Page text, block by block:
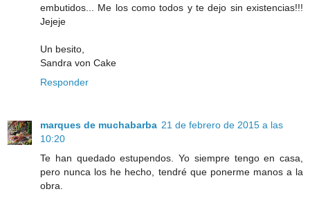
embutidos... Me los como todos y te dejo sin existencias!!!
Jejeje
Un besito,
Sandra von Cake
Responder
marques de muchabarba 21 de febrero de 2015 a las
10:20
Te han quedado estupendos. Yo siempre tengo en casa,
pero nunca los he hecho, tendré que ponerme manos a la
obra.